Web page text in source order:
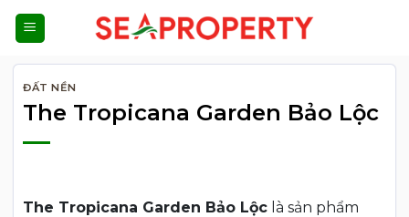
Bỏ
qua
nội
dung
ĐẤT NỀN
The Tropicana Garden Bảo Lộc
The Tropicana Garden Bảo Lộc là sản phẩm